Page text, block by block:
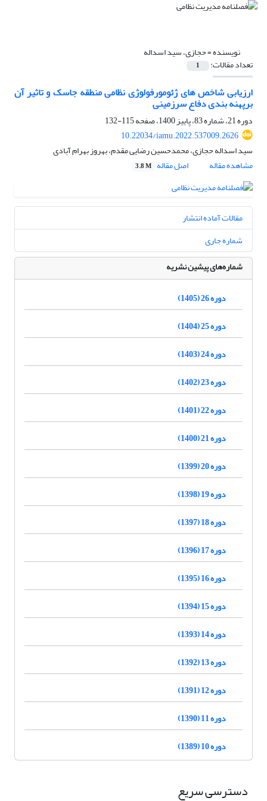
نویسنده =حجازی، سید اسداله
تعداد مقالات: 1
ارزیابی شاخص های ژئومورفولوژی نظامی منطقه جاسک و تاثیر آن
برپهنه بندی دفاع سرزمینی
دوره 21، شماره 83، پاییز 1400، صفحه
115-132
10.22034/iamu.2022.537009.2626
سید اسداله حجازی، محمدحسین رضایی مقدم، بهروز بهرام آبادی
مشاهده مقاله
اصل مقاله 3.8 M
مقالات آماده انتشار
شماره جاری
شماره‌های پیشین نشریه
دوره 26 (1405)
دوره 25 (1404)
دوره 24 (1403)
دوره 23 (1402)
دوره 22 (1401)
دوره 21 (1400)
دوره 20 (1399)
دوره 19 (1398)
دوره 18 (1397)
دوره 17 (1396)
دوره 16 (1395)
دوره 15 (1394)
دوره 14 (1393)
دوره 13 (1392)
دوره 12 (1391)
دوره 11 (1390)
دوره 10 (1389)
دسترسی سریع